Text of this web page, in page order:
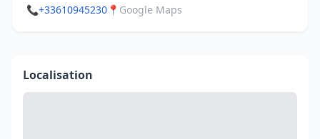
📞+33610945230 📍 Google Maps
Localisation